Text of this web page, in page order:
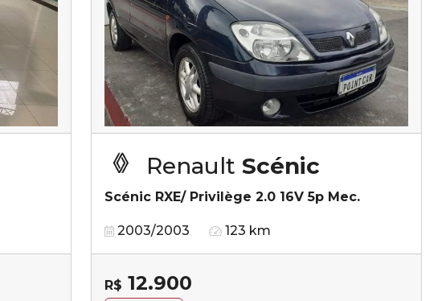
Renault Scénic
Scénic RXE/ Privilège 2.0 16V 5p Mec.
2003/2003 123 km
R$ 12.900